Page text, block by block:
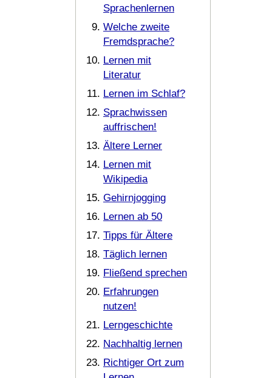
Sprachenlernen
Welche zweite
Fremdsprache?
Lernen mit
Literatur
Lernen im Schlaf?
Sprachwissen
auffrischen!
Ältere Lerner
Lernen mit
Wikipedia
Gehirnjogging
Lernen ab 50
Tipps für Ältere
Täglich lernen
Fließend sprechen
Erfahrungen
nutzen!
Lerngeschichte
Nachhaltig lernen
Richtiger Ort zum